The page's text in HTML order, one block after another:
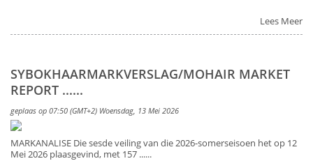
Lees Meer
SYBOKHAARMARKVERSLAG/MOHAIR MARKET
REPORT ......
geplaas op 07:50 (GMT+2) Woensdag, 13 Mei 2026
MARKANALISE Die sesde veiling van die 2026-somerseisoen het op 12
Mei 2026 plaasgevind, met 157 ......